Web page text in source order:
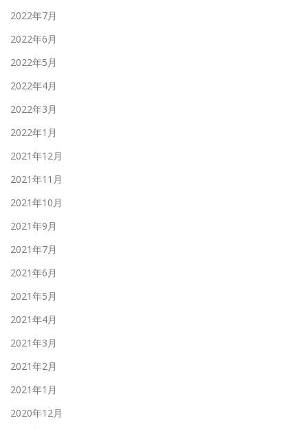
2022年7月
2022年6月
2022年5月
2022年4月
2022年3月
2022年1月
2021年12月
2021年11月
2021年10月
2021年9月
2021年7月
2021年6月
2021年5月
2021年4月
2021年3月
2021年2月
2021年1月
2020年12月